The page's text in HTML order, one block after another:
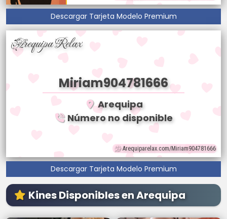
Descargar Tarjeta Modelo Premium
Arequipa Relax
Miriam904781666
Arequipa
Número no disponible
Arequiparelax.com/Miriam904781666
Descargar Tarjeta Modelo Premium
Kines Disponibles en Arequipa